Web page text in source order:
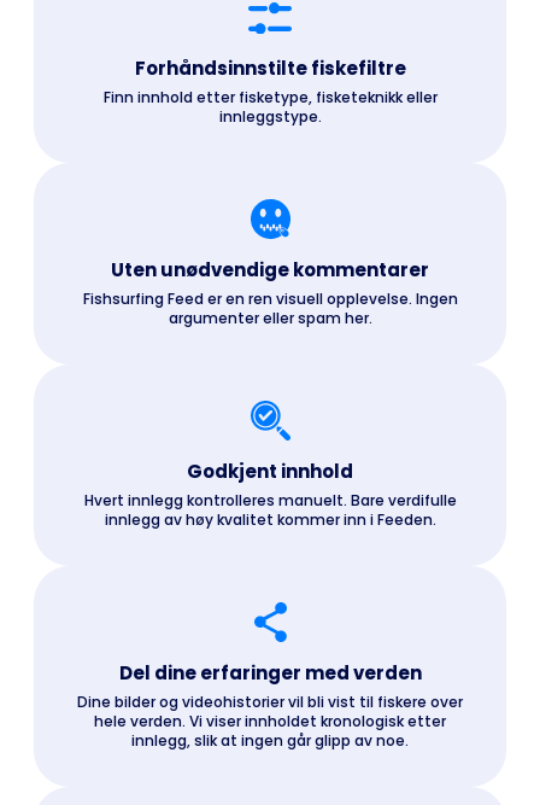
Forhåndsinnstilte fiskefiltre
Finn innhold etter fisketype, fisketeknikk eller
innleggstype.
Uten unødvendige kommentarer
Fishsurfing Feed er en ren visuell opplevelse. Ingen
argumenter eller spam her.
Godkjent innhold
Hvert innlegg kontrolleres manuelt. Bare verdifulle
innlegg av høy kvalitet kommer inn i Feeden.
Del dine erfaringer med verden
Dine bilder og videohistorier vil bli vist til fiskere over
hele verden. Vi viser innholdet kronologisk etter
innlegg, slik at ingen går glipp av noe.